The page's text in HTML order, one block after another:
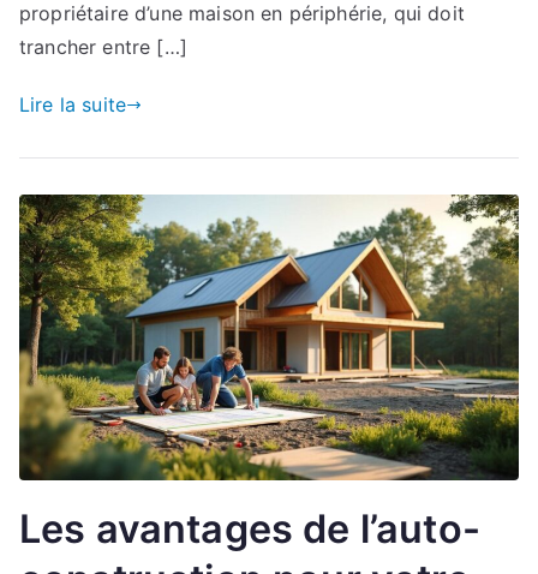
propriétaire d’une maison en périphérie, qui doit
trancher entre […]
Lire la suite
Les avantages de l’auto-